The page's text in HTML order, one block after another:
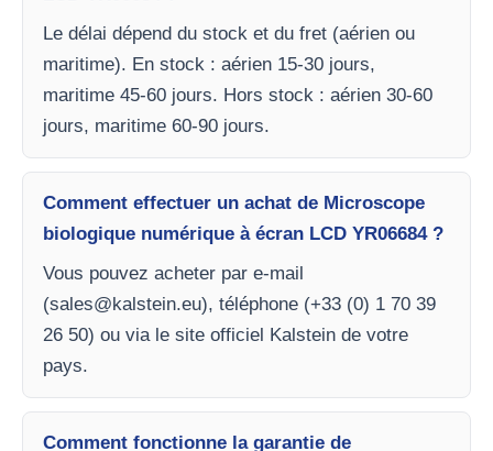
Le délai dépend du stock et du fret (aérien ou
maritime). En stock : aérien 15-30 jours,
maritime 45-60 jours. Hors stock : aérien 30-60
jours, maritime 60-90 jours.
Comment effectuer un achat de Microscope
biologique numérique à écran LCD YR06684 ?
Vous pouvez acheter par e-mail
(sales@kalstein.eu), téléphone (+33 (0) 1 70 39
26 50) ou via le site officiel Kalstein de votre
pays.
Comment fonctionne la garantie de